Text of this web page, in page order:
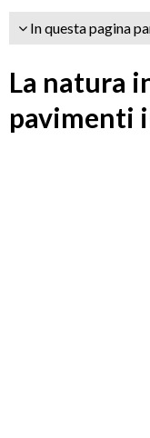
In questa pagina
La natura
pavimenti